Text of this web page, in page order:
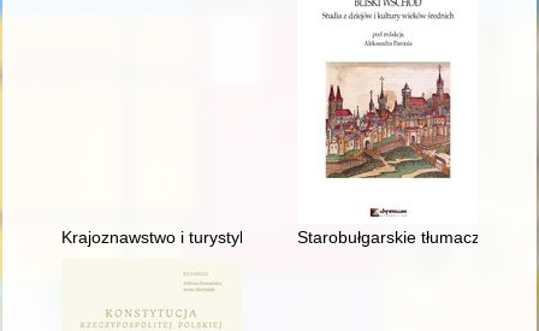
Krajoznawstwo i turystyka w Świętokrzyskiem : historia i
Starobułgarskie tłumaczenie